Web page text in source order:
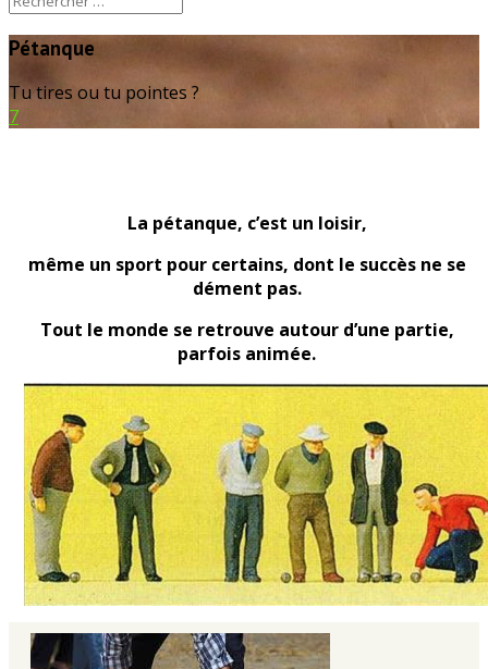
Pétanque
Tu tires ou tu pointes ?
7
La pétanque, c’est un loisir,
même un sport pour certains, dont le succès ne se
dément pas.
Tout le monde se retrouve autour d’une partie,
parfois animée.